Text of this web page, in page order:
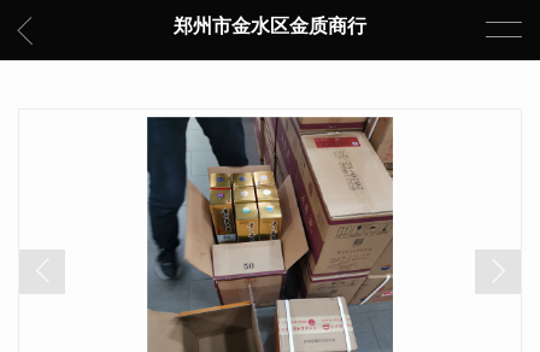
郑州市金水区金质商行